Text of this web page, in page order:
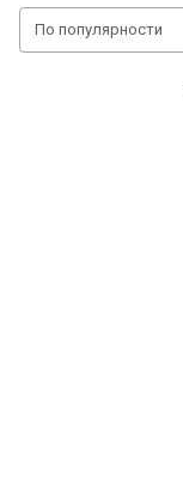
По популярности